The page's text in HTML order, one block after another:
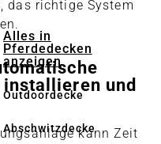
Alles in
Pferdedecken
anzeigen
Outdoordecke
Abschwitzdecke
das richtige System
und
kann Zeit